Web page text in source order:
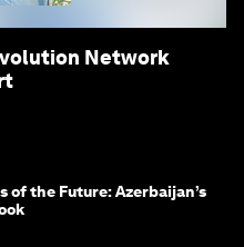
Network
of the Future: Azerbaijan’s